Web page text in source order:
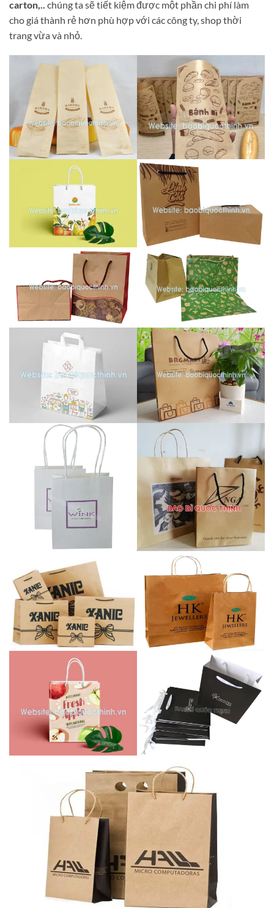
carton,..
chúng ta sẽ tiết kiệm được một phần chi phí làm
cho giá thành rẻ hơn phù hợp với các công ty, shop thời
trang vừa và nhỏ.